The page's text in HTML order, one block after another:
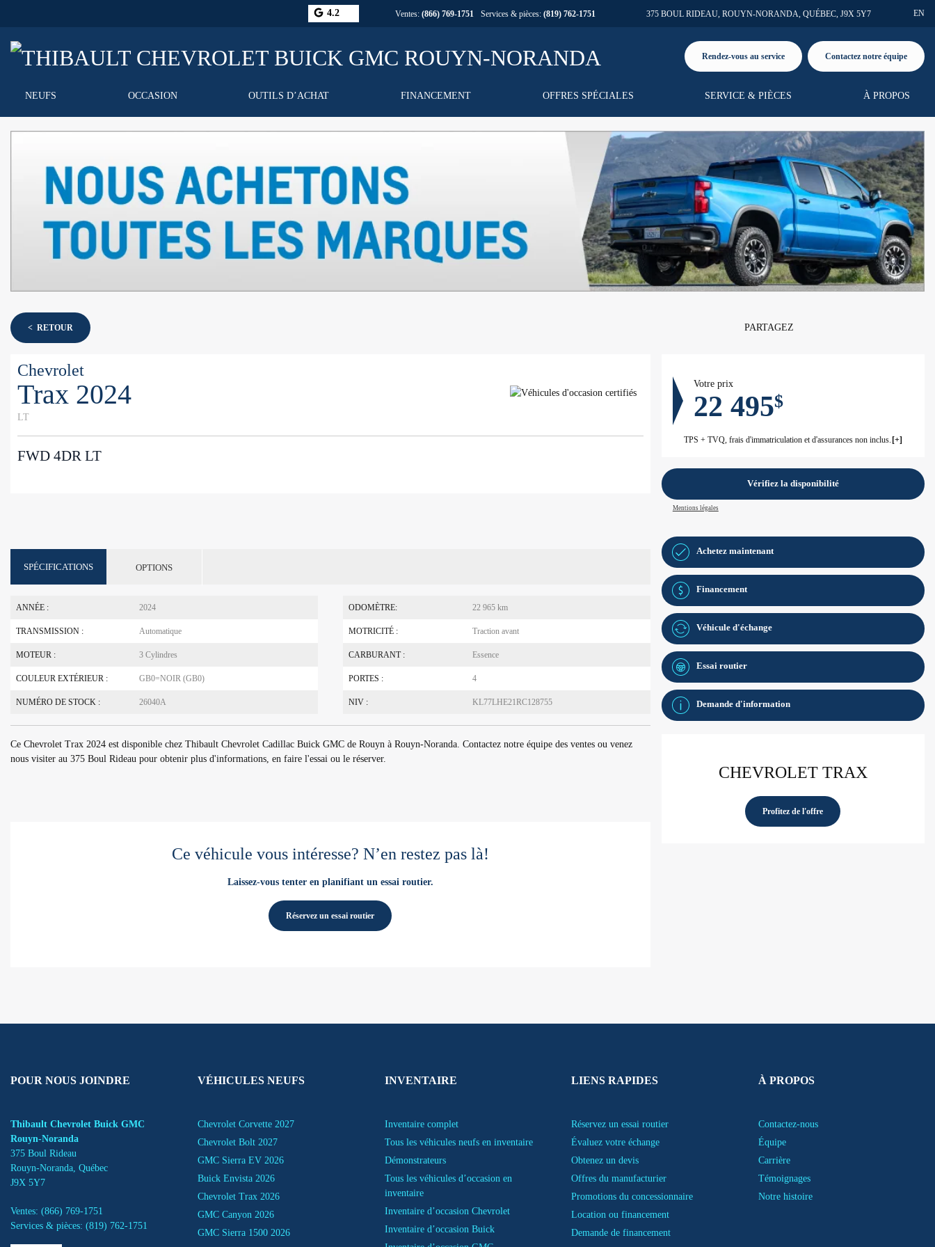
4.2 Ventes: (866) 769-1751 Services & pièces: (819) 762-1751 375 BOUL RIDEAU ROUYN-NORANDA QUÉBEC J9X 5Y7 EN
Rendez-vous au service Contactez notre équipe
NEUFS OCCASION OUTILS D’ACHAT FINANCEMENT OFFRES SPÉCIALES SERVICE & PIÈCES À PROPOS
< RETOUR PARTAGEZ
Chevrolet
Trax 2024
LT
FWD 4DR LT
SPÉCIFICATIONS OPTIONS
ANNÉE : 2024 ODOMÈTRE: 22 965 km
TRANSMISSION : Automatique MOTRICITÉ : Traction avant
MOTEUR : 3 Cylindres CARBURANT : Essence
COULEUR EXTÉRIEUR : GB0=NOIR (GB0) PORTES : 4
NUMÉRO DE STOCK : 26040A NIV : KL77LHE21RC128755
Ce Chevrolet Trax 2024 est disponible chez Thibault Chevrolet Cadillac Buick GMC de Rouyn à Rouyn-Noranda. Contactez notre équipe des ventes ou venez
nous visiter au 375 Boul Rideau pour obtenir plus d'informations, en faire l'essai ou le réserver.
Ce véhicule vous intéresse? N’en restez pas là!
Laissez-vous tenter en planifiant un essai routier.
Réservez un essai routier
Votre prix
22 495$
TPS + TVQ, frais d'immatriculation et d'assurances non inclus.
Vérifiez la disponibilité
Mentions légales
Achetez maintenant
Financement
Véhicule d'échange
Essai routier
Demande d'information
CHEVROLET TRAX
Profitez de l'offre
POUR NOUS JOINDRE
Thibault Chevrolet Buick GMC
Rouyn-Noranda
375 Boul Rideau
Rouyn-Noranda Québec
J9X 5Y7
Ventes: (866) 769-1751
Services & pièces: (819) 762-1751
VÉHICULES NEUFS
Chevrolet Corvette 2027
Chevrolet Bolt 2027
GMC Sierra EV 2026
Buick Envista 2026
Chevrolet Trax 2026
GMC Canyon 2026
GMC Sierra 1500 2026
INVENTAIRE
Inventaire complet
Tous les véhicules neufs en inventaire
Démonstrateurs
Tous les véhicules d’occasion en
inventaire
Inventaire d’occasion Chevrolet
Inventaire d’occasion Buick
LIENS RAPIDES
Réservez un essai routier
Évaluez votre échange
Obtenez un devis
Offres du manufacturier
Promotions du concessionnaire
Location ou financement
Demande de financement
À PROPOS
Contactez-nous
Équipe
Carrière
Témoignages
Notre histoire